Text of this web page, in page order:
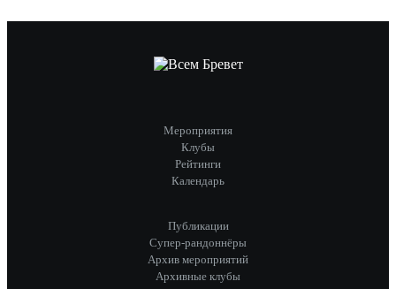
Мероприятия
Клубы
Рейтинги
Календарь
Публикации
Супер-рандоннёры
Архив мероприятий
Архивные клубы